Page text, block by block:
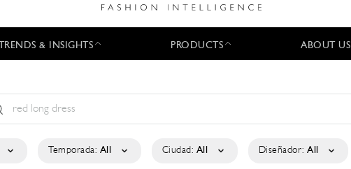
TRENDS & INSIGHTS PRODUCTS ABOUT US
Temporada: All Ciudad: All Diseñador: All